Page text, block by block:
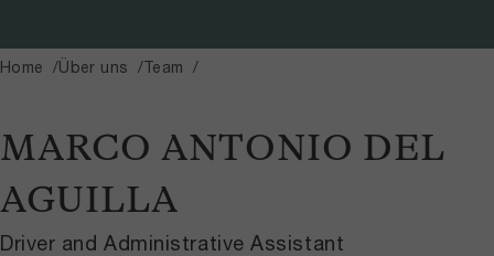
Home Über uns Team
MARCO ANTONIO DEL
AGUILLA
Driver and Administrative Assistant